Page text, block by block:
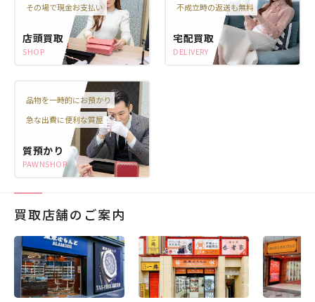
店頭買取
SHOP
その場で現金お支払い
宅配買取
DELIVERY
不成立時の返送も無料
質預かり
PAWNSHOP
品物を一時的にお預かり
急な出費に便利な質屋
買取店舗のご案内